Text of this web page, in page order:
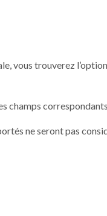
vous trouverez
champs
ne seront pas